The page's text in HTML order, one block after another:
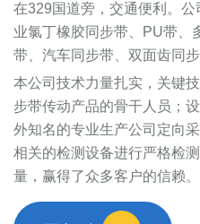
在329国道旁，交通便利。
业氯丁橡胶同步带、PU带、
带、汽车同步带、双面齿同
本公司技术力量扎实，关键
步带传动产品的骨干人员；
外知名的专业生产公司定向
相关的检测设备进行严格检
量，赢得了众多客户的信赖。